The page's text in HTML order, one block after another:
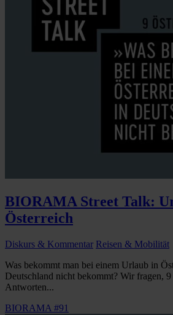
BIORAMA Street Talk:
Österreich
Diskurs & Kommentar Reisen & Mobilität
Was bekommt man bei einem Urlaub in
Deutschland nicht bekommt? Wir fragen, 9
Antworten...
BIORAMA #91